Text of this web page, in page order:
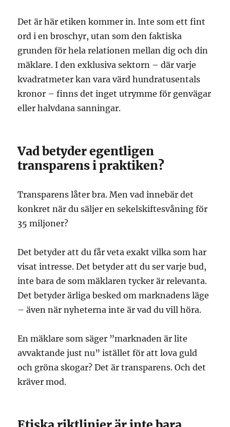
Det är här etiken kommer in. Inte som ett fint
ord i en broschyr, utan som den faktiska
grunden för hela relationen mellan dig och din
mäklare. I den exklusiva sektorn – där varje
kvadratmeter kan vara värd hundratusentals
kronor – finns det inget utrymme för genvägar
eller halvdana sanningar.
Vad betyder egentligen
transparens i praktiken?
Transparens låter bra. Men vad innebär det
konkret när du säljer en sekelskiftesvåning för
35 miljoner?
Det betyder att du får veta exakt vilka som har
visat intresse. Det betyder att du ser varje bud,
inte bara de som mäklaren tycker är relevanta.
Det betyder ärliga besked om marknadens läge
– även när nyheterna inte är vad du vill höra.
En mäklare som säger ”marknaden är lite
avvaktande just nu” istället för att lova guld
och gröna skogar? Det är transparens. Och det
kräver mod.